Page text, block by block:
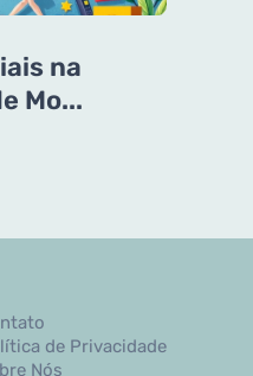
na
Mo...
de Privacidade
Nós